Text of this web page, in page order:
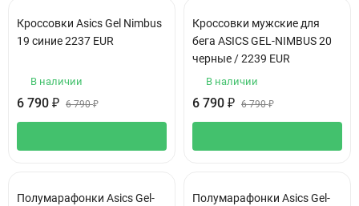
Кроссовки Asics Gel Nimbus
19 синие 2237 EUR
В наличии
6 790 ₽ 6 790₽
Кроссовки мужские для
бега АSICS GEL-NIMBUS 20
черные / 2239 EUR
В наличии
6 790 ₽ 6 790₽
Полумарафонки Asics Gel-
Полумарафонки Asics Gel-